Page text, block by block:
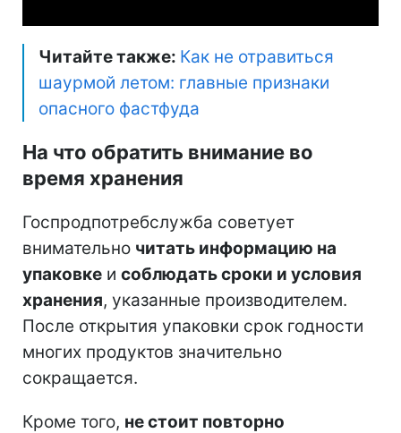
Читайте также: Как не отравиться
шаурмой летом: главные признаки
опасного фастфуда
На что обратить внимание во
время хранения
Госпродпотребслужба советует
внимательно читать информацию на
упаковке и соблюдать сроки и условия
хранения, указанные производителем.
После открытия упаковки срок годности
многих продуктов значительно
сокращается.
Кроме того, не стоит повторно